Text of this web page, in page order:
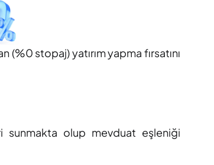
(%0 stopaj) yatırım yapma fırsatını
sunmakta olup mevduat eşleniği